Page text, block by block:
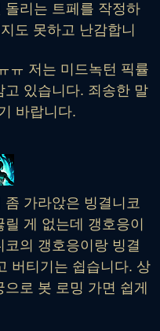
돌리는 트페를 작정하
도 못하고 난감합니
ㅠ 저는 미드녹턴 픽률
있습니다. 죄송한 말
바랍니다.
가라앉은 빙결니코
게 없는데 갱호응이
의 갱호응이랑 빙결
버티기는 쉽습니다. 상
로 봇 로밍 가면 쉽게